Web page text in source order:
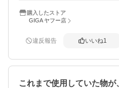
購入したストア
GIGA ヤフー店
違反報告 いいね1
これまで使用していた物